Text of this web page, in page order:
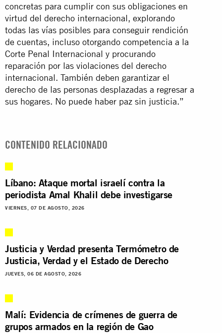
concretas para cumplir con sus obligaciones en
virtud del derecho internacional, explorando
todas las vías posibles para conseguir rendición
de cuentas, incluso otorgando competencia a la
Corte Penal Internacional y procurando
reparación por las violaciones del derecho
internacional. También deben garantizar el
derecho de las personas desplazadas a regresar a
sus hogares. No puede haber paz sin justicia.”
CONTENIDO RELACIONADO
Líbano: Ataque mortal israelí contra la
periodista Amal Khalil debe investigarse
VIERNES, 07 DE AGOSTO, 2026
Justicia y Verdad presenta Termómetro de
Justicia, Verdad y el Estado de Derecho
JUEVES, 06 DE AGOSTO, 2026
Malí: Evidencia de crímenes de guerra de
grupos armados en la región de Gao